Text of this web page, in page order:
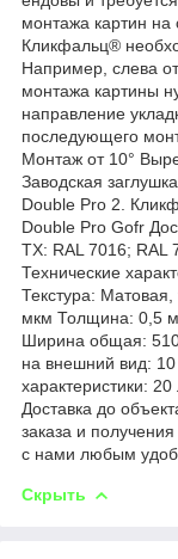
монтажа картин на
Кликфальц®
Например, слева
монтажа картины
направление
последующего
Монтаж от 10°
Заводская
Double Pro 2.
Double Pro Gofr
ТХ: RAL 7016; RAL
Технические
Текстура:
мкм Толщина: 0,5
Ширина общая:
на внешний вид: 10
характеристики:
Доставка до
заказа и
с нами любым
Скрыть